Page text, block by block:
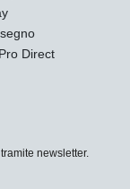
Direct
newsletter.